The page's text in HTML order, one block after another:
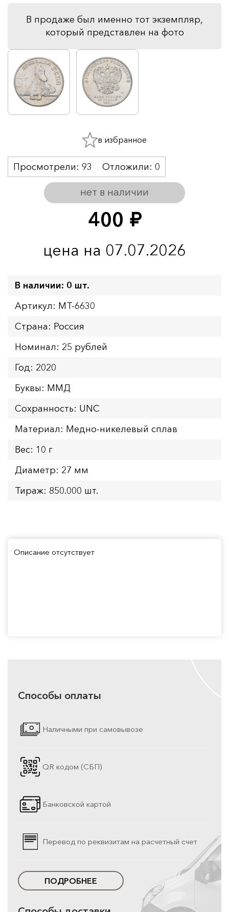
В продаже был именно тот экземпляр,
который представлен на фото
400 руб.
цена на 07.07.2026
нет в наличии
Просмотрели: 93 Отложили: 0
в избранное
В наличии: 0 шт.
Артикул: MT-6630
Страна: Россия
Номинал: 25 рублей
Год: 2020
Буквы: ММД
Сохранность: UNC
Материал: Медно-никелевый сплав
Вес: 10 г
Диаметр: 27 мм
Тираж: 850.000 шт.
Описание отсутствует
Способы оплаты
Наличными при самовывозе
QR кодом (СБП)
Банковской картой
Перевод по реквизитам на расчетный счет
ПОДРОБНЕЕ